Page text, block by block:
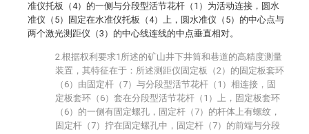
准仪托板（4）的一侧与分段型活节花杆（1）为活动连接，圆水
准仪（5）固定在水准仪托板（4）上，圆水准仪（5）的中心点与
两个激光测距仪（3）的中心线连线的中点垂直相对。
2.根据权利要求1所述的矿山井下井筒和巷道的高精度测量
装置，其特征在于：所述测距仪固定板（2）的固定板套环
（6）由固定杆（7）与分段型活节花杆（1）相连接，固
定板套环（6）套在分段型活节花杆（1）上，固定板套环
（6）的一侧有固定螺孔，固定杆（7）的杆体上有螺纹，
固定杆（7）拧在固定螺孔中，固定杆（7）的前端与分段